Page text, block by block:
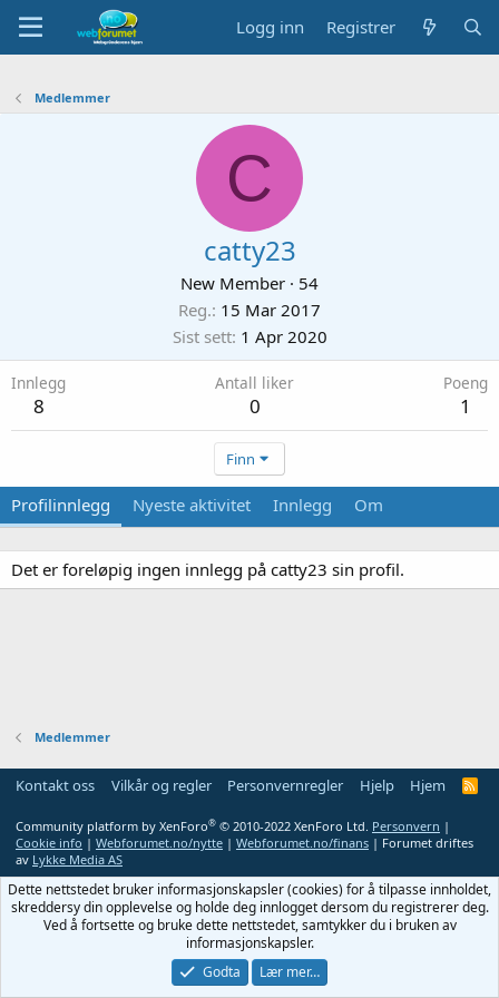
Logg inn Registrer
Medlemmer
C
catty23
New Member · 54
Reg. 15 Mar 2017
Sist sett 1 Apr 2020
Innlegg
8
Antall liker
0
Poeng
1
Finn
Profilinnlegg Nyeste aktivitet Innlegg Om
Det er foreløpig ingen innlegg på catty23 sin profil.
Medlemmer
Kontakt oss Vilkår og regler Personvernregler Hjelp Hjem
R
Community platform by XenForo® © 2010-2022 XenForo Ltd. Personvern |
Cookie info | Webforumet.no/nytte | Webforumet.no/finans | Forumet driftes
av Lykke Media AS
Dette nettstedet bruker informasjonskapsler (cookies) for å tilpasse innholdet,
skreddersy din opplevelse og holde deg innlogget dersom du registrerer deg.
Ved å fortsette og bruke dette nettstedet, samtykker du i bruken av
informasjonskapsler.
Godta
Lær mer…